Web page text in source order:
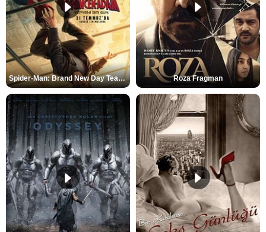
Spider-Man: Brand New Day Teaser Roza Fragman